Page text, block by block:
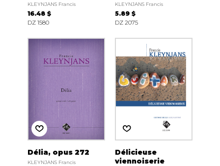
KLEYNJANS Francis
16.48 $
DZ 1580
KLEYNJANS Francis
5.89 $
DZ 2075
Délia, opus 272
KLEYNJANS Francis
Délicieuse
viennoiserie